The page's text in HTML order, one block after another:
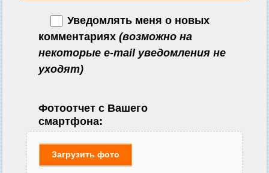
Уведомлять меня о новых
комментариях (возможно на
некоторые e-mail уведомления не
уходят)
Фотоотчет с Вашего
смартфона:
Загрузить фото